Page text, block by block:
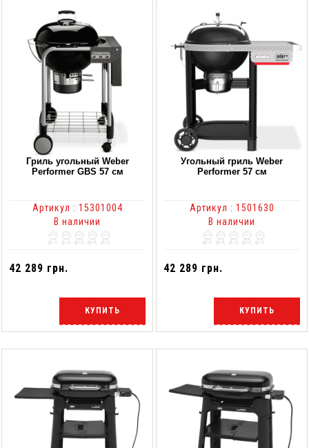
Гриль угольный Weber
Performer GBS 57 см
Артикул : 15301004
В наличии
42 289 грн.
КУПИТЬ
Угольный гриль Weber
Performer 57 см
Артикул : 1501630
В наличии
42 289 грн.
КУПИТЬ